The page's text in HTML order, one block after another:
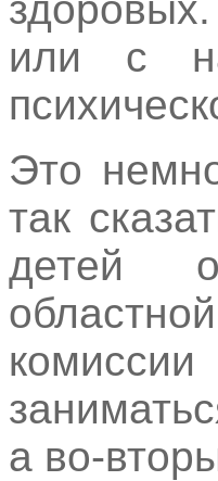
или с
Это
так
детей
а во-